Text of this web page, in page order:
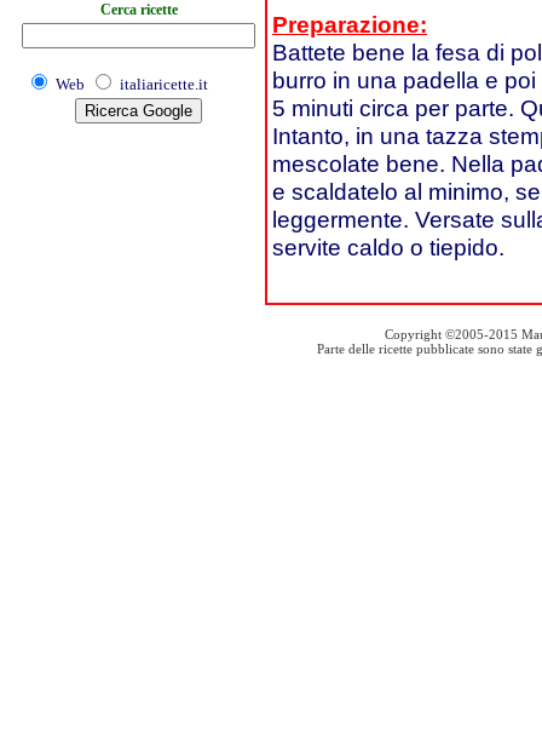
Cerca ricette
Web italiaricette.it
Preparazione:
Battete bene la fesa di
burro in una padella e
5 minuti circa per parte.
Intanto, in una tazza
mescolate bene. Nella
e scaldatelo al minimo,
leggermente. Versate
servite caldo o tiepido.
Copyright ©2005-2015
Parte delle ricette pubblicate sono state